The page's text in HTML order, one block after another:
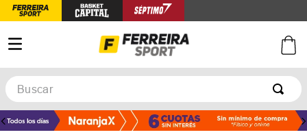
Buscar
TÉRMINOS MÁS BUSCADOS